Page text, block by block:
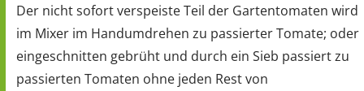
Der nicht sofort verspeiste Teil der Gartentomaten wird
im Mixer im Handumdrehen zu passierter Tomate; oder
eingeschnitten gebrüht und durch ein Sieb passiert zu
passierten Tomaten ohne jeden Rest von